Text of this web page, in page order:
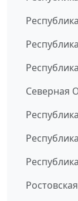
Северная